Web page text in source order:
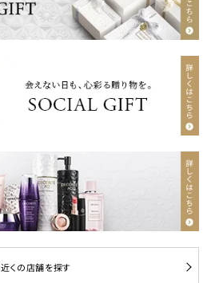
近くの店舗を探す